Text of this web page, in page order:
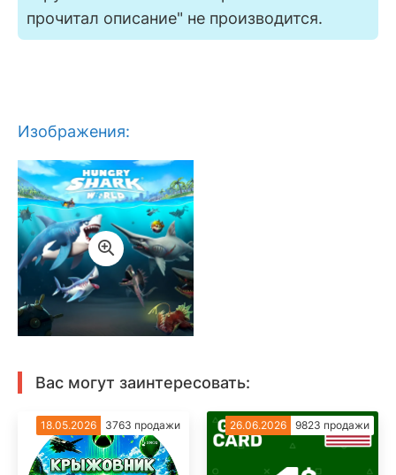
прочитал описание" не производится.
Изображения:
Вас могут заинтересовать:
18.05.2026 3763 продажи 26.06.2026 9823 продажи